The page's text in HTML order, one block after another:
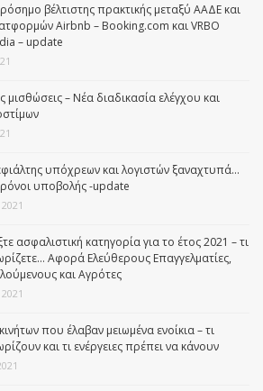
βέλτιστης πρακτικής μεταξύ ΑΑΔΕ και
Airbnb – Booking.com και VRBO
– update
μισθώσεις – Νέα διαδικασία ελέγχου και
υπόχρεων και λογιστών ξαναχτυπά…
υποβολής -update
ασφαλιστική κατηγορία για το έτος 2021 – τι
Αφορά Ελεύθερους Επαγγελματίες,
και Αγρότες
που έλαβαν μειωμένα ενοίκια – τι
και τι ενέργειες πρέπει να κάνουν